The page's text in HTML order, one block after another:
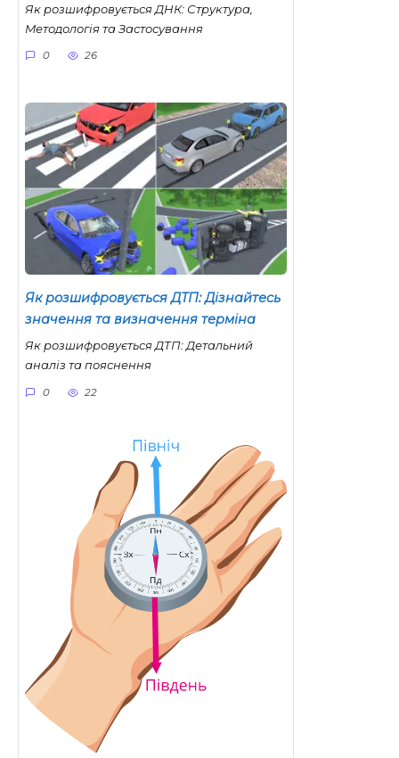
Як розшифровується ДНК: Структура,
Методологія та Застосування
0 26
Як розшифровується ДТП: Дізнайтесь
значення та визначення терміна
Як розшифровується ДТП: Детальний
аналіз та пояснення
0 22